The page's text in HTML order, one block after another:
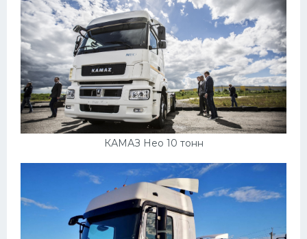
КАМАЗ Нео 10 тонн